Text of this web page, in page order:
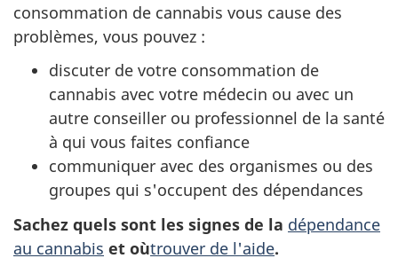
consommation de cannabis vous cause des
problèmes, vous pouvez :
discuter de votre consommation de
cannabis avec votre médecin ou avec un
autre conseiller ou professionnel de la santé
à qui vous faites confiance
communiquer avec des organismes ou des
groupes qui s'occupent des dépendances
Sachez quels sont les signes de la dépendance
au cannabis et oùtrouver de l'aide.